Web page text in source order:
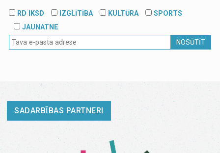
RD IKSD IZGLĪTĪBA KULTŪRA
SPORTS
JAUNATNE
NOSŪTĪT
SADARBĪBAS PARTNERI